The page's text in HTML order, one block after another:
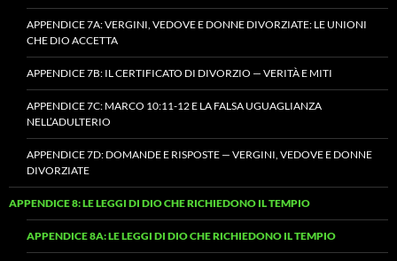
APPENDICE 7A: VERGINI, VEDOVE E DONNE DIVORZIATE: LE UNIONI
CHE DIO ACCETTA
APPENDICE 7B: IL CERTIFICATO DI DIVORZIO — VERITÀ E MITI
APPENDICE 7C: MARCO 10:11-12 E LA FALSA UGUAGLIANZA
NELL’ADULTERIO
APPENDICE 7D: DOMANDE E RISPOSTE — VERGINI, VEDOVE E DONNE
DIVORZIATE
APPENDICE 8: LE LEGGI DI DIO CHE RICHIEDONO IL TEMPIO
APPENDICE 8A: LE LEGGI DI DIO CHE RICHIEDONO IL TEMPIO